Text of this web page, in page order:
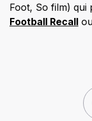
Foot, So film) qui
Football Recall